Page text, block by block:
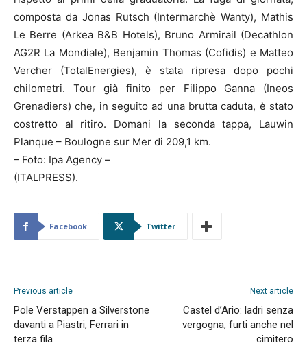
composta da Jonas Rutsch (Intermarchè Wanty), Mathis
Le Berre (Arkea B&B Hotels), Bruno Armirail (Decathlon
AG2R La Mondiale), Benjamin Thomas (Cofidis) e Matteo
Vercher (TotalEnergies), è stata ripresa dopo pochi
chilometri. Tour già finito per Filippo Ganna (Ineos
Grenadiers) che, in seguito ad una brutta caduta, è stato
costretto al ritiro. Domani la seconda tappa, Lauwin
Planque – Boulogne sur Mer di 209,1 km.
– Foto: Ipa Agency –
(ITALPRESS).
Facebook Twitter
Previous article
Pole Verstappen a Silverstone
davanti a Piastri, Ferrari in
terza fila
Next article
Castel d’Ario: ladri senza
vergogna, furti anche nel
cimitero